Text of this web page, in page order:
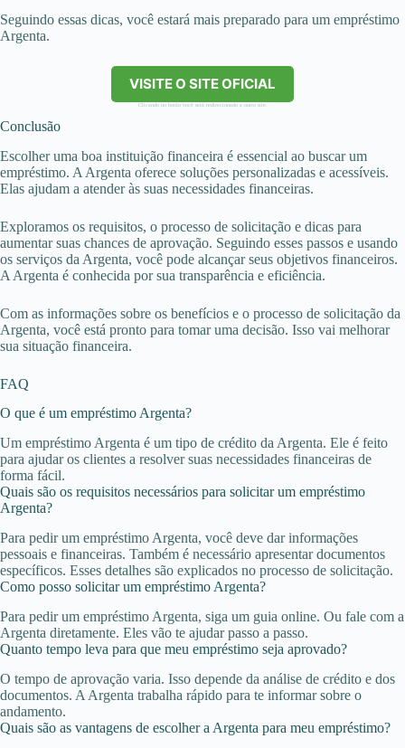
Seguindo essas dicas, você estará mais preparado para um empréstimo
Argenta.
VISITE O SITE OFICIAL
Clicando no botão você será redirecionado a outro site.
Conclusão
Escolher uma boa instituição financeira é essencial ao buscar um
empréstimo. A Argenta oferece soluções personalizadas e acessíveis.
Elas ajudam a atender às suas necessidades financeiras.
Exploramos os requisitos, o processo de solicitação e dicas para
aumentar suas chances de aprovação. Seguindo esses passos e usando
os serviços da Argenta, você pode alcançar seus objetivos financeiros.
A Argenta é conhecida por sua transparência e eficiência.
Com as informações sobre os benefícios e o processo de solicitação da
Argenta, você está pronto para tomar uma decisão. Isso vai melhorar
sua situação financeira.
FAQ
O que é um empréstimo Argenta?
Um empréstimo Argenta é um tipo de crédito da Argenta. Ele é feito
para ajudar os clientes a resolver suas necessidades financeiras de
forma fácil.
Quais são os requisitos necessários para solicitar um empréstimo
Argenta?
Para pedir um empréstimo Argenta, você deve dar informações
pessoais e financeiras. Também é necessário apresentar documentos
específicos. Esses detalhes são explicados no processo de solicitação.
Como posso solicitar um empréstimo Argenta?
Para pedir um empréstimo Argenta, siga um guia online. Ou fale com a
Argenta diretamente. Eles vão te ajudar passo a passo.
Quanto tempo leva para que meu empréstimo seja aprovado?
O tempo de aprovação varia. Isso depende da análise de crédito e dos
documentos. A Argenta trabalha rápido para te informar sobre o
andamento.
Quais são as vantagens de escolher a Argenta para meu empréstimo?